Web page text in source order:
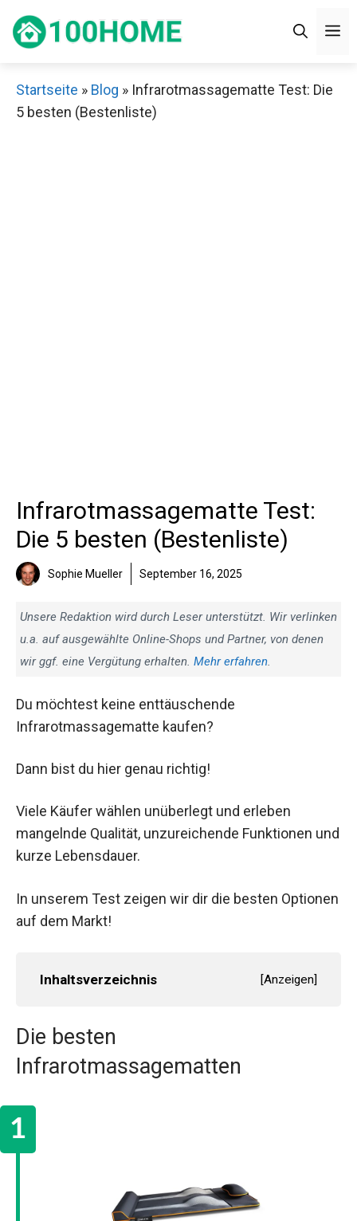
Inhalt
Startseite » Blog » Infrarotmassagematte Test: Die
5 besten (Bestenliste)
Infrarotmassagematte Test:
Die 5 besten (Bestenliste)
Sophie Mueller September 16, 2025
Unsere Redaktion wird durch Leser unterstützt. Wir verlinken
u.a. auf ausgewählte Online-Shops und Partner, von denen
wir ggf. eine Vergütung erhalten. Mehr erfahren.
Du möchtest keine enttäuschende
Infrarotmassagematte kaufen?
Dann bist du hier genau richtig!
Viele Käufer wählen unüberlegt und erleben
mangelnde Qualität, unzureichende Funktionen und
kurze Lebensdauer.
In unserem Test zeigen wir dir die besten Optionen
auf dem Markt!
Inhaltsverzeichnis [Anzeigen]
Die besten
Infrarotmassagematten